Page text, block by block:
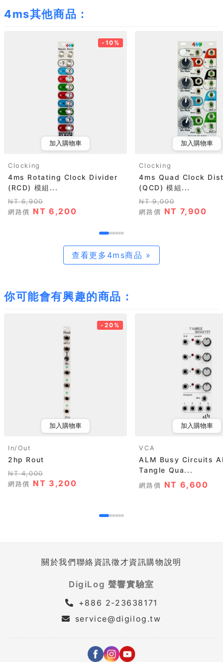
4ms其他商品：
-10%
加入購物車
Clocking
4ms Rotating Clock Divider
(RCD) 模組...
NT 6,900
網路價 NT 6,200
加入購物車
Clocking
4ms Quad Clock
(QCD) 模組...
NT 9,000
網路價 NT 7,900
查看更多4ms商品 »
你可能會有興趣的商品：
-20%
加入購物車
In/Out
2hp Rout
NT 4,000
網路價 NT 3,200
加入購物車
VCA
ALM Busy Circuits
Tangle Qua...
網路價 NT 6,600
關於我們聯絡資訊徵才資訊購物說明
DigiLog 聲響實驗室
+886 2-23638171
service@digilog.tw